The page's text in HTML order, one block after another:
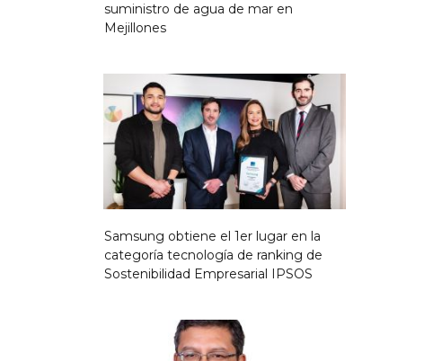
suministro de agua de mar en
Mejillones
Samsung obtiene el 1er lugar en la
categoría tecnología de ranking de
Sostenibilidad Empresarial IPSOS